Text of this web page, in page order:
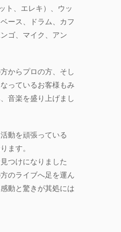
ト、エレキ）、ウッ
ース、ドラム、カフ
ゴ、マイク、アン
からプロの方、そし
っているお客様もみ
音楽を盛り上げまし
動を頑張っている
ます。
つけになりました
のライブへ足を運ん
動と驚きが其処には